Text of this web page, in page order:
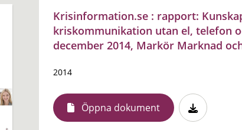
Krisinformation.se : rapport:
kriskommunikation utan el, telefon
december 2014, Markör Marknad
2014
Öppna dokument